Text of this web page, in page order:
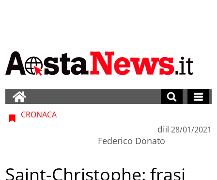
CRONACA
di
Federico Donato
il 28/01/2021
Saint-Christophe: frasi